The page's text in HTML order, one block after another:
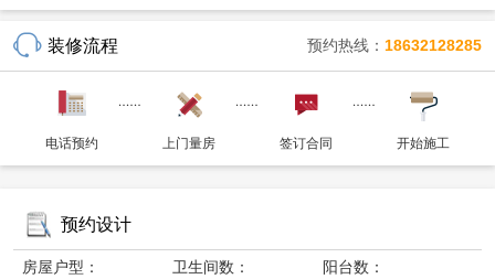
装修流程 预约热线： 18632128285
电话预约 上门量房 签订合同 开始施工
预约设计
房屋户型： 卫生间数： 阳台数：